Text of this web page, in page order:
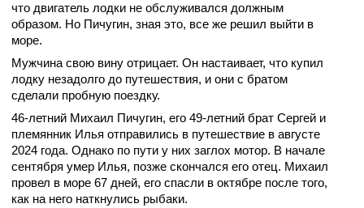
что двигатель лодки не обслуживался должным
образом. Но Пичугин, зная это, все же решил выйти в
море.
Мужчина свою вину отрицает. Он настаивает, что купил
лодку незадолго до путешествия, и они с братом
сделали пробную поездку.
46-летний Михаил Пичугин, его 49-летний брат Сергей и
племянник Илья отправились в путешествие в августе
2024 года. Однако по пути у них заглох мотор. В начале
сентября умер Илья, позже скончался его отец. Михаил
провел в море 67 дней, его спасли в октябре после того,
как на него наткнулись рыбаки.